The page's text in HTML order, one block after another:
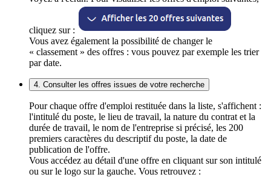
cliquez sur :
Vous avez également la possibilité de changer le
« classement » des offres : vous pouvez par exemple les trier
par date.
4. Consulter les offres issues de votre recherche
Pour chaque offre d'emploi restituée dans la liste, s'affichent :
l'intitulé du poste, le lieu de travail, la nature du contrat et la
durée de travail, le nom de l'entreprise si précisé, les 200
premiers caractères du descriptif du poste, la date de
publication de l'offre.
Vous accédez au détail d'une offre en cliquant sur son intitulé
ou sur le logo sur la gauche. Vous retrouvez :